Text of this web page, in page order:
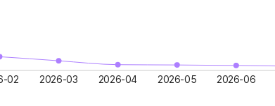
02 2026-03 2026-04 2026-05 2026-06